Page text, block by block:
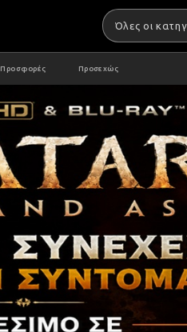
Προσφορές Προσεχώς